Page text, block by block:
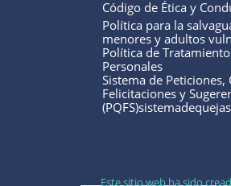
Código de Ética y
Política para la
menores y adultos
Política de
Personales
Sistema de Peticiones,
Felicitaciones y
Este sitio web ha sido